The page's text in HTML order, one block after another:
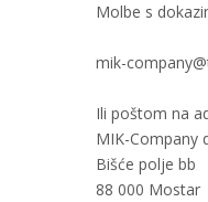
Molbe s
mik-
Ili poštom na
MIK-Company
Bišće polje bb
88 000 Mostar